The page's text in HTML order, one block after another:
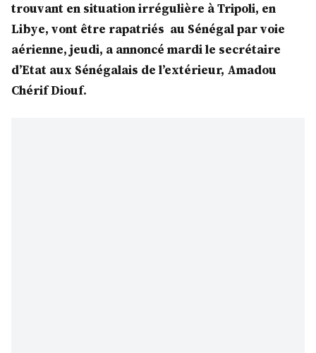
trouvant en situation irrégulière à Tripoli, en
Libye, vont être rapatriés au Sénégal par voie
aérienne, jeudi, a annoncé mardi le secrétaire
d’Etat aux Sénégalais de l’extérieur, Amadou
Chérif Diouf.